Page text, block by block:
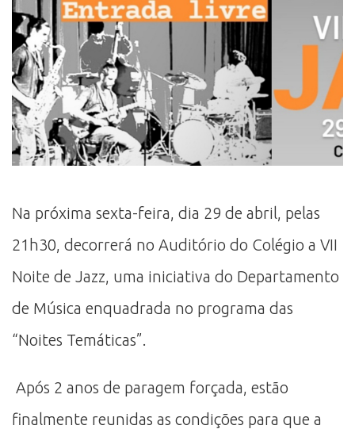
Na próxima sexta-feira, dia 29 de abril, pelas
21h30, decorrerá no Auditório do Colégio a VII
Noite de Jazz, uma iniciativa do Departamento
de Música enquadrada no programa das
“Noites Temáticas”.
Após 2 anos de paragem forçada, estão
finalmente reunidas as condições para que a